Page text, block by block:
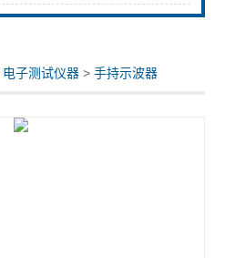
电子测试仪器 >手持示波器